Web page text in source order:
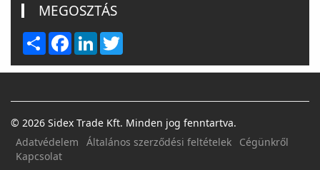
MEGOSZTÁS
Share FacebookLinkedIn
© 2026 Sidex Trade Kft. Minden jog fenntartva.
Adatvédelem
Általános szerződési feltételek
Cégünkről
Kapcsolat